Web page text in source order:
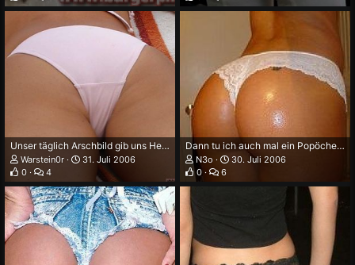
Unser täglich Arschbild gib uns Heute
Warstein0r
31. Juli 2006
0
4
Dann tu ich auch mal ein Popöchen uppen :D
N3o
30. Juli 2006
0
6